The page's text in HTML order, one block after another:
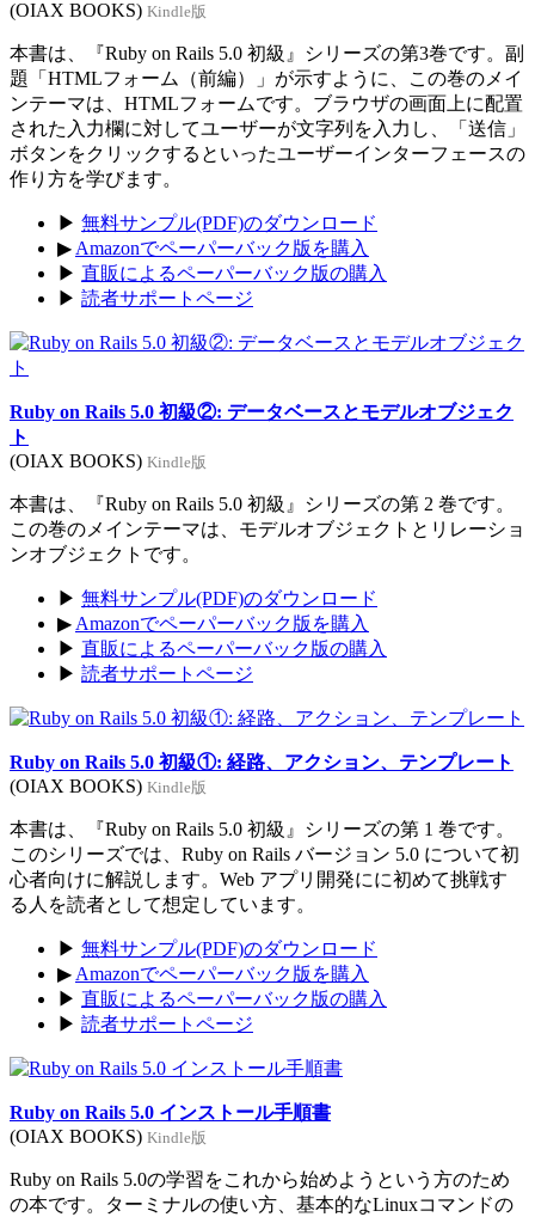
(OIAX BOOKS) Kindle版
本書は、『Ruby on Rails 5.0 初級』シリーズの第3巻です。副
題「HTMLフォーム（前編）」が示すように、この巻のメイ
ンテーマは、HTMLフォームです。ブラウザの画面上に配置
された入力欄に対してユーザーが文字列を入力し、「送信」
ボタンをクリックするといったユーザーインターフェースの
作り方を学びます。
▶ 無料サンプル(PDF)のダウンロード
▶ Amazonでペーパーバック版を購入
▶ 直販によるペーパーバック版の購入
▶ 読者サポートページ
Ruby on Rails 5.0 初級②: データベースとモデルオブジェク
ト
(OIAX BOOKS) Kindle版
本書は、『Ruby on Rails 5.0 初級』シリーズの第 2 巻です。
この巻のメインテーマは、モデルオブジェクトとリレーショ
ンオブジェクトです。
▶ 無料サンプル(PDF)のダウンロード
▶ Amazonでペーパーバック版を購入
▶ 直販によるペーパーバック版の購入
▶ 読者サポートページ
Ruby on Rails 5.0 初級①: 経路、アクション、テンプレート
(OIAX BOOKS) Kindle版
本書は、『Ruby on Rails 5.0 初級』シリーズの第 1 巻です。
このシリーズでは、Ruby on Rails バージョン 5.0 について初
心者向けに解説します。Web アプリ開発にに初めて挑戦す
る人を読者として想定しています。
▶ 無料サンプル(PDF)のダウンロード
▶ Amazonでペーパーバック版を購入
▶ 直販によるペーパーバック版の購入
▶ 読者サポートページ
Ruby on Rails 5.0 インストール手順書
(OIAX BOOKS) Kindle版
Ruby on Rails 5.0の学習をこれから始めようという方のため
の本です。ターミナルの使い方、基本的なLinuxコマンドの